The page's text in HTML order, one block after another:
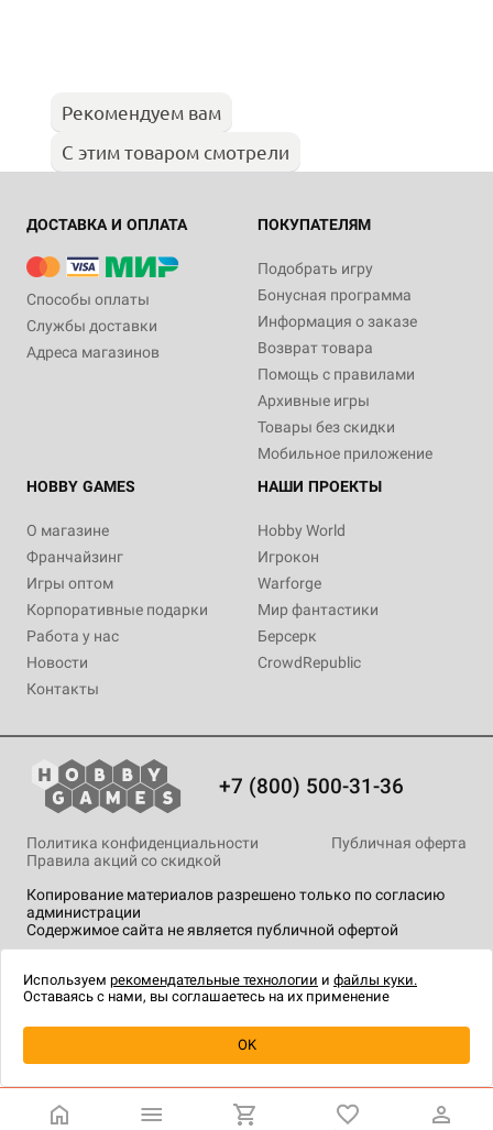
Купить| 1 490 ₽
Рекомендуем вам
С этим товаром смотрели
ДОСТАВКА И ОПЛАТА
Способы оплаты
Службы доставки
Адреса магазинов
ПОКУПАТЕЛЯМ
Подобрать игру
Бонусная программа
Информация о заказе
Возврат товара
Помощь с правилами
Архивные игры
Товары без скидки
Мобильное приложение
HOBBY GAMES
О магазине
Франчайзинг
Игры оптом
Корпоративные подарки
Работа у нас
Новости
Контакты
НАШИ ПРОЕКТЫ
Hobby World
Игрокон
Warforge
Мир фантастики
Берсерк
CrowdRepublic
+7 (800) 500-31-36
Копирование материалов разрешено только по согласию
администрации
Содержимое сайта не является публичной офертой
Политика конфиденциальности
Публичная оферта
Правила акций со скидкой
технологии.
Используем рекомендательные технологии и файлы куки.
Оставаясь с нами, вы соглашаетесь на их применение
OK